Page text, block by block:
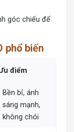
góc chiếu để
phổ biến
điểm
Bền bỉ, ánh
sáng mạnh,
không chói